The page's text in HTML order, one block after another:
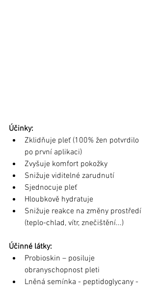
Účinky:
Zklidňuje pleť (100% žen potvrdilo
po první aplikaci)
Zvyšuje komfort pokožky
Snižuje viditelné zarudnutí
Sjednocuje pleť
Hloubkově hydratuje
Snižuje reakce na změny prostředí
(teplo-chlad, vítr, znečištění...)
Účinné látky:
Probioskin – posiluje
obranyschopnost pleti
Lněná semínka - peptidoglycany -